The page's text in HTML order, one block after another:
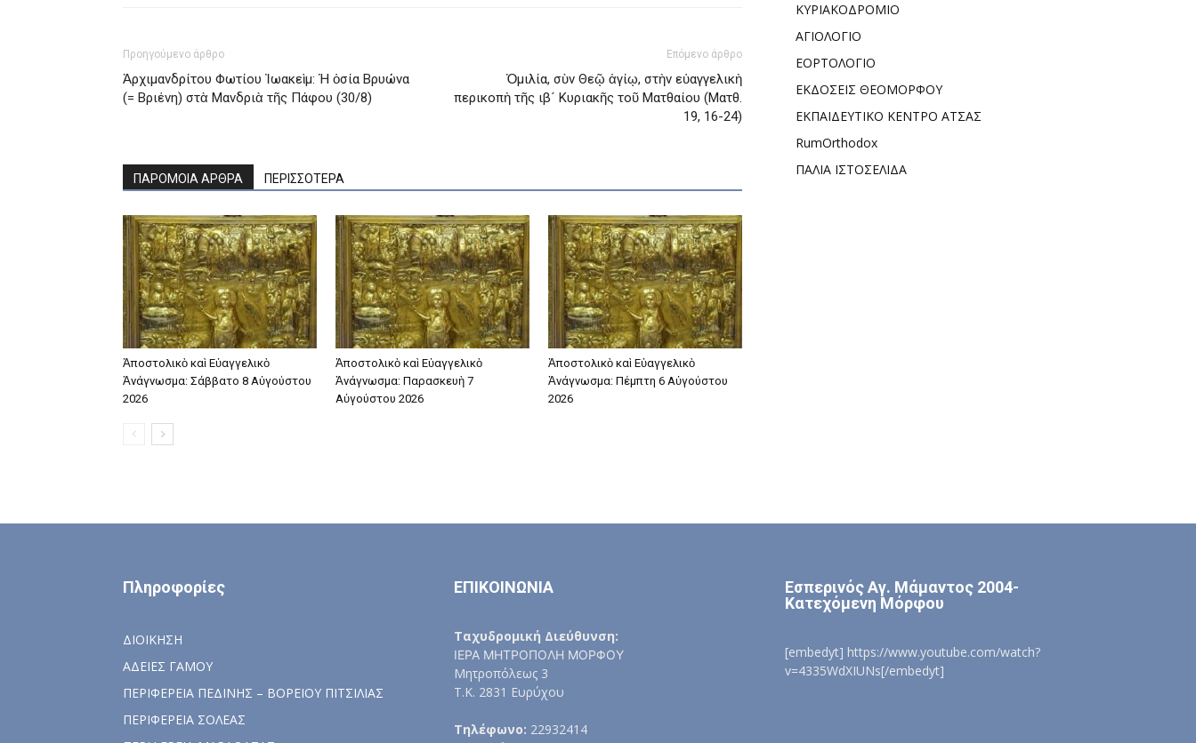
Προηγούμενο άρθρο
Ἀρχιμανδρίτου Φωτίου Ἰωακεὶμ: Ἡ ὁσία Βρυώνα
(= Βριένη) στὰ Μανδριὰ τῆς Πάφου (30/8)
Επόμενο άρθρο
Ὁμιλία, σὺν Θεῷ ἁγίῳ, στὴν εὐαγγελικὴ
περικοπὴ τῆς ιβ´ Κυριακῆς τοῦ Ματθαίου (Ματθ.
19, 16-24)
ΠΑΡΟΜΟΙΑ ΑΡΘΡΑ ΠΕΡΙΣΣΟΤΕΡΑ
Ἀποστολικὸ καὶ Εὐαγγελικὸ
Ἀνάγνωσμα: Σάββατο 8 Αὐγούστου
2026
Ἀποστολικὸ καὶ Εὐαγγελικὸ
Ἀνάγνωσμα: Παρασκευὴ 7
Αὐγούστου 2026
Ἀποστολικὸ καὶ Εὐαγγελικὸ
Ἀνάγνωσμα: Πέμπτη 6 Αὐγούστου
2026
ΚΥΡΙΑΚΟΔΡΟΜΙΟ
ΑΓΙΟΛΟΓΙΟ
ΕΟΡΤΟΛΟΓΙΟ
ΕΚΔΟΣΕΙΣ ΘΕΟΜΟΡΦΟΥ
ΕΚΠΑΙΔΕΥΤΙΚΟ ΚΕΝΤΡΟ ΑΤΣΑΣ
RumOrthodox
ΠΑΛΙΑ ΙΣΤΟΣΕΛΙΔΑ
Πληροφορίες
ΔΙΟΙΚΗΣΗ
ΑΔΕΙΕΣ ΓΑΜΟΥ
ΠΕΡΙΦΕΡΕΙΑ ΠΕΔΙΝΗΣ – ΒΟΡΕΙΟΥ ΠΙΤΣΙΛΙΑΣ
ΠΕΡΙΦΕΡΕΙΑ ΣΟΛΕΑΣ
ΕΠΙΚΟΙΝΩΝΙΑ
Ταχυδρομική Διεύθυνση:
ΙΕΡΑ ΜΗΤΡΟΠΟΛΗ ΜΟΡΦΟΥ
Μητροπόλεως 3
Τ.Κ. 2831 Ευρύχου
Τηλέφωνο: 22932414
Εσπερινός Αγ. Μάμαντος 2004-
Κατεχόμενη Μόρφου
[embedyt] https://www.youtube.com/watch?
v=4335WdXIUNs[/embedyt]